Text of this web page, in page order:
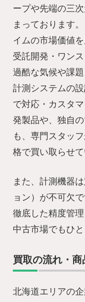
ープや先端の三
まっております
イムの市場価値
受託開発・ワン
過酷な気候や課
計測システムの
で対応・カスタ
発製品や、独自
も、専門スタッ
格で買い取らせて
また、計測機器
ョン）が不可欠
徹底した精度管
中古市場でもひ
買取の流れ・
北海道エリアの